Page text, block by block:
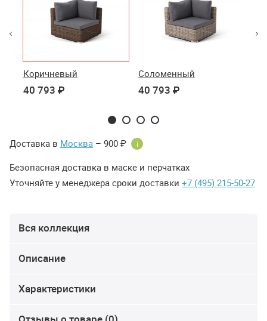
Коричневый
40 793 ₽
Соломенный
40 793 ₽
Доставка в Москва – 900 ₽ i
Безопасная доставка в маске и перчатках
Уточняйте у менеджера сроки доставки +7 (495) 215-50-27
Вся коллекция
Описание
Характеристики